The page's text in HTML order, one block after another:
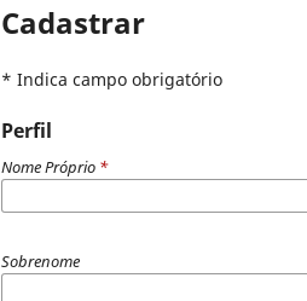
Cadastrar
* Indica campo obrigatório
Perfil
Nome Próprio *
Sobrenome